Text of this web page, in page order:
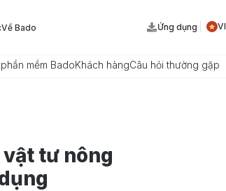
Về Bado Ứng dụng VI
mềm BadoKhách hàngCâu hỏi thường gặp
vật tư nông